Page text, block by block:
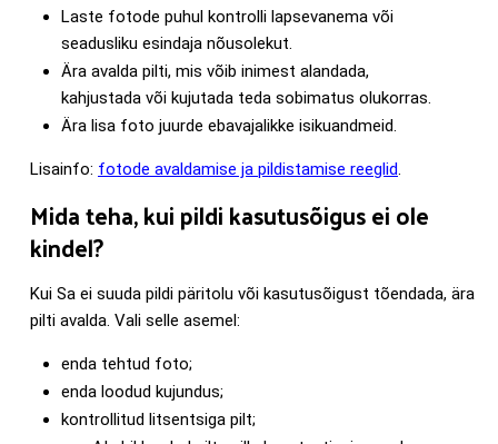
Laste fotode puhul kontrolli lapsevanema või
seadusliku esindaja nõusolekut.
Ära avalda pilti, mis võib inimest alandada,
kahjustada või kujutada teda sobimatus olukorras.
Ära lisa foto juurde ebavajalikke isikuandmeid.
Lisainfo: fotode avaldamise ja pildistamise reeglid.
Mida teha, kui pildi kasutusõigus ei ole
kindel?
Kui Sa ei suuda pildi päritolu või kasutusõigust tõendada, ära
pilti avalda. Vali selle asemel:
enda tehtud foto;
enda loodud kujundus;
kontrollitud litsentsiga pilt;